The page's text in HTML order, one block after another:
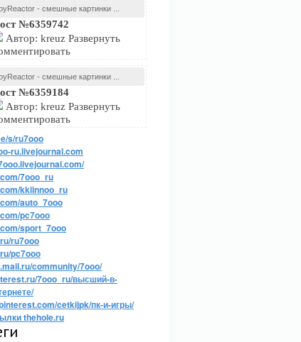
- смешные картинки ...
№6359742
Автор: kreuz Развернуть
- смешные картинки ...
№6359184
Автор: kreuz Развернуть
s/ru7ooo
ru.livejournal.com
7ooo_ru
kkiinnoo_ru
auto_7ooo
pc7ooo
sport_7ooo
ru7ooo
pc7ooo
community/7ooo/
7ooo_ru/высший-в-
cetkijpk/пк-и-игры/
thehole.ru